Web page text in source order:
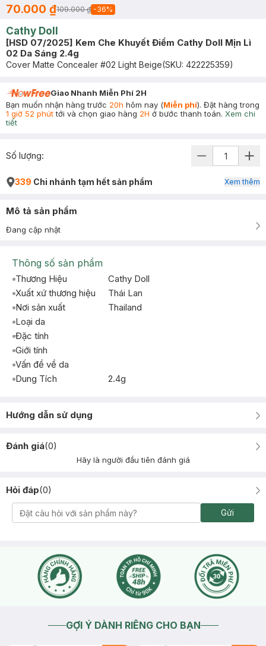
70.000 ₫109.000 ₫ -36%
Cathy Doll
[HSD 07/2025] Kem Che Khuyết Điểm Cathy Doll Mịn Lì
02 Da Sáng 2.4g
Cover Matte Concealer #02 Light Beige(SKU: 422225359)
Giao Nhanh Miễn Phí 2H
Bạn muốn nhận hàng trước 20h hôm nay (Miễn phí). Đặt hàng trong
1 giờ 52 phúttới và chọn giao hàng 2H ở bước thanh toán. Xem chi
tiết
Số lượng:
339 Chi nhánh tạm hết sản phẩm Xem thêm
Mô tả sản phẩm
Đang cập nhật
Thông số sản phẩm
Thương Hiệu
Cathy Doll
Xuất xứ thương hiệu
Thái Lan
Nơi sản xuất
Thailand
Loại da
Đặc tính
Giới tính
Vấn đề về da
Dung Tích
2.4g
Hướng dẫn sử dụng
Đánh giá(0)
Hãy là người đầu tiên đánh giá
Hỏi đáp(0)
Gửi
GỢI Ý DÀNH RIÊNG CHO BẠN